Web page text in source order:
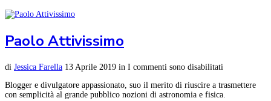
Paolo Attivissimo
di Jessica Farella 13 Aprile 2019 in I commenti sono disabilitati
Blogger e divulgatore appassionato, suo il merito di riuscire a trasmettere
con semplicità al grande pubblico nozioni di astronomia e fisica.